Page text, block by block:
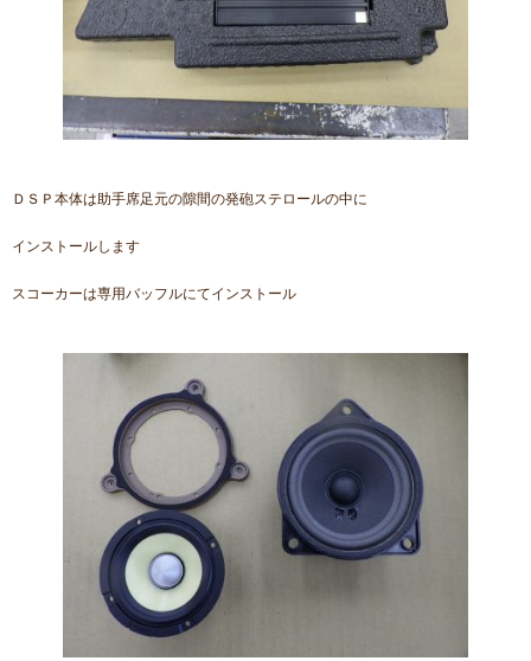
ＤＳＰ本体は助手席足元の隙間の発砲ステロールの中に
インストールします
スコーカーは専用バッフルにてインストール